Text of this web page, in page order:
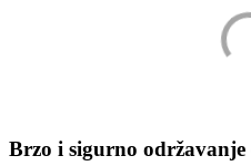
Brzo i sigurno održavanje